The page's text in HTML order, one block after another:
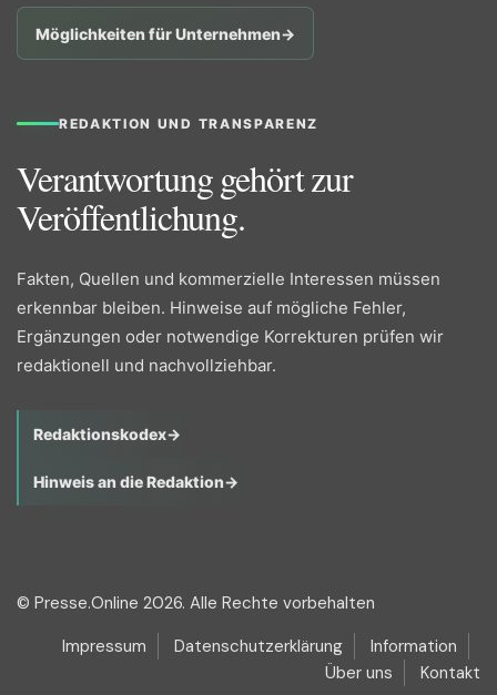
Möglichkeiten für Unternehmen→
REDAKTION UND TRANSPARENZ
Verantwortung gehört zur
Veröffentlichung.
Fakten, Quellen und kommerzielle Interessen müssen
erkennbar bleiben. Hinweise auf mögliche Fehler,
Ergänzungen oder notwendige Korrekturen prüfen wir
redaktionell und nachvollziehbar.
Redaktionskodex→
Hinweis an die Redaktion→
© Presse.Online 2026. Alle Rechte vorbehalten
Impressum
Datenschutzerklärung
Information
Über uns
Kontakt